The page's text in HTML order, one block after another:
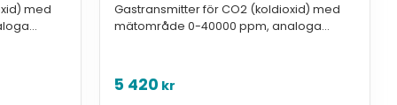
med
Gastransmitter för CO2 (koldioxid) med
mätområde 0-40000 ppm, analoga
5 420 kr